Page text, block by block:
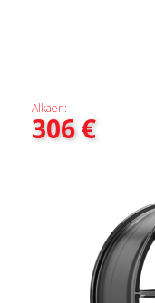
Alkaen:
306€